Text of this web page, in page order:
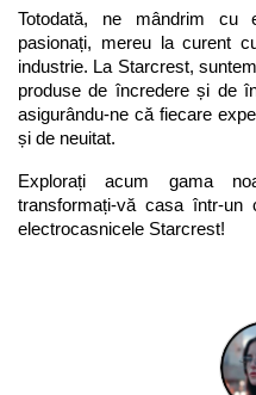
Totodată, ne mândrim cu
pasionați, mereu la curent
industrie. La Starcrest,
produse de încredere și de
asigurându-ne că fiecare
și de neuitat.
Explorați acum gama
transformați-vă casa într-
electrocasnicele Starcrest!